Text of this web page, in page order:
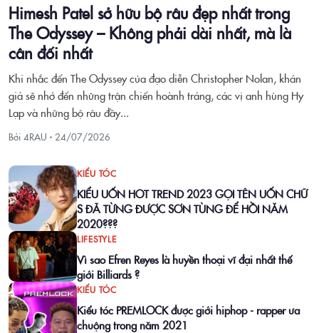
Himesh Patel sở hữu bộ râu đẹp nhất trong
The Odyssey – Không phải dài nhất, mà là
cân đối nhất
Khi nhắc đến The Odyssey của đạo diễn Christopher Nolan, khán
giả sẽ nhớ đến những trận chiến hoành tráng, các vị anh hùng Hy
Lạp và những bộ râu đầy...
Bởi 4RAU · 24/07/2026
KIỂU TÓC
KIỂU UỐN HOT TREND 2023 GỌI TÊN UỐN CHỮ
S ĐÃ TỪNG ĐƯỢC SƠN TÙNG ĐỂ HỒI NĂM
2020???
LIFESTYLE
Vì sao Efren Reyes là huyền thoại vĩ đại nhất thế
giới Billiards ?
KIỂU TÓC
Kiểu tóc PREMLOCK được giới hiphop - rapper ưa
chuộng trong năm 2021